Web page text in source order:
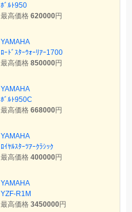
ﾎﾞﾙﾄ950
最高価格 620000円
YAMAHA
ﾛｰﾄﾞｽﾀｰｳｫｰﾘｱｰ1700
最高価格 850000円
YAMAHA
ﾎﾞﾙﾄ950C
最高価格 668000円
YAMAHA
ﾛｲﾔﾙｽﾀｰﾂｱｰｸﾗｼｯｸ
最高価格 400000円
YAMAHA
YZF-R1M
最高価格 3450000円